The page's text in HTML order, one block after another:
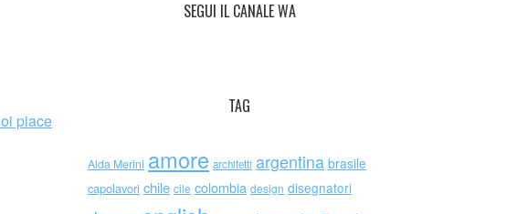
SEGUI IL CANALE WA
TAG
Alda Merini amore architetti argentina brasile
capolavori chile cile colombia design disegnatori